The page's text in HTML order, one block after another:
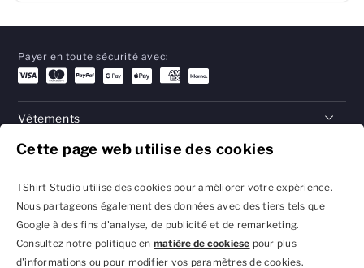
Cette page web utilise des cookies
TShirt Studio utilise des cookies pour améliorer votre expérience.
Nous partageons également des données avec des tiers tels que
Google à des fins d'analyse, de publicité et de remarketing.
Consultez notre politique en matière de cookiese pour plus
d'informations ou pour modifier vos paramètres de cookies.
Payer en toute sécurité avec:
Vêtements
Cadeaux
Aide
Politique de confidentialité
Conditions générales